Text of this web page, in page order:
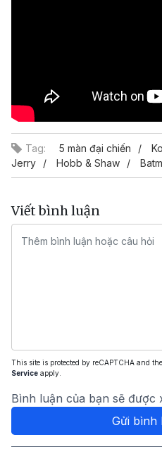
Tag: 5 màn đại chiến
Jerry
Hobb & Shaw
Viết bình luận
This site is protected by reCAPTCHA and
Service apply.
Bình luận của bạn sẽ được
Gửi bình